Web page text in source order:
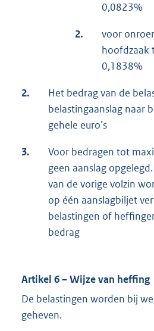
0,0823%
2.
voor
hoofdzaak
0,1838%
2.
Het bedrag van de
belastingaanslag naar
gehele euro’s
3.
Voor bedragen tot
geen aanslag
van de vorige volzin
op één aanslagbiljet
belastingen of
bedrag
Artikel 6 – Wijze van heffing
De belastingen worden bij
geheven.